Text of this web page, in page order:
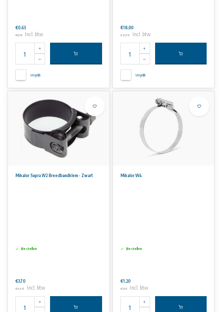
€0,63
€0,76 Incl. btw
Vergelijk
€18,00
€21,78 Incl. btw
Vergelijk
Mikalor Supra W2 Breedbandklem - Zwart
Bestellen
€3,70
€4,48 Incl. btw
Mikalor W4
Bestellen
€1,20
€1,45 Incl. btw